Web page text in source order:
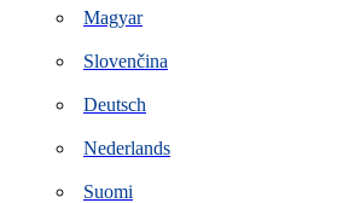
Magyar
Slovenčina
Deutsch
Nederlands
Suomi